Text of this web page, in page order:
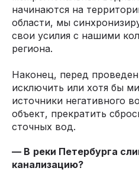
начинаются на
области, мы
свои усилия с нашими
региона.
Наконец, перед
исключить или хотя бы
источники негативного
объект, прекратить
сточных вод.
— В реки Петербурга
канализацию?